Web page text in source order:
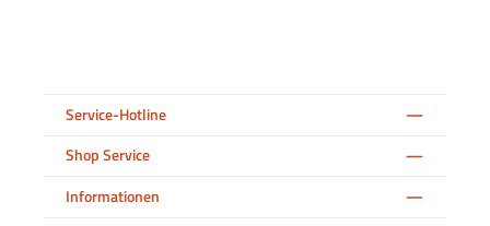
Service-Hotline
Shop Service
Informationen